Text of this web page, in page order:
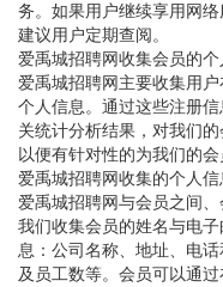
务。如果用户继续享用网
建议用户定期查阅。
爱禹城招聘网收集会员的个
爱禹城招聘网主要收集用
个人信息。通过这些注册
关统计分析结果，对我们
以便有针对性的为我们的
爱禹城招聘网收集的个人信
爱禹城招聘网与会员之间
我们收集会员的姓名与电
息：公司名称、地址、电
及员工数等。会员可以通